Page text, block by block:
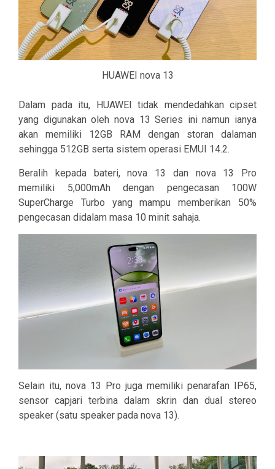
HUAWEI nova 13
Dalam pada itu, HUAWEI tidak mendedahkan cipset
yang digunakan oleh nova 13 Series ini namun ianya
akan memiliki 12GB RAM dengan storan dalaman
sehingga 512GB serta sistem operasi EMUI 14.2.
Beralih kepada bateri, nova 13 dan nova 13 Pro
memiliki 5,000mAh dengan pengecasan 100W
SuperCharge Turbo yang mampu memberikan 50%
pengecasan didalam masa 10 minit sahaja.
Selain itu, nova 13 Pro juga memiliki penarafan IP65,
sensor capjari terbina dalam skrin dan dual stereo
speaker (satu speaker pada nova 13).